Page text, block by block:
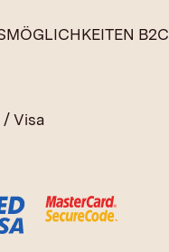
B2C
/ Visa